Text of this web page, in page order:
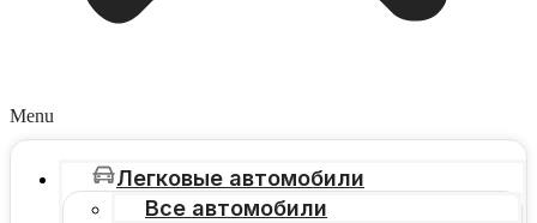
Menu
Легковые автомобили
Все автомобили